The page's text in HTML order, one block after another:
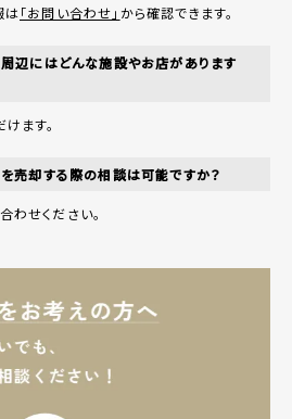
は「お問い合わせ」 から確認できます。
周辺にはどんな施設やお店があります
ます。
売却する際の相談は可能ですか？
わせください。